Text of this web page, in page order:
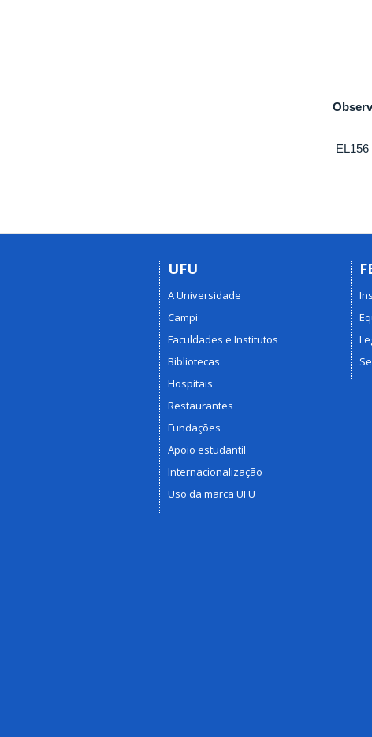
UFU
A Universidade
Campi
Faculdades e Institutos
Bibliotecas
Hospitais
Restaurantes
Fundações
Apoio estudantil
Internacionalização
Uso da marca UFU